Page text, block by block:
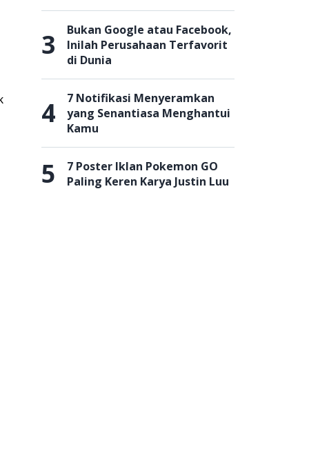
3
Bukan Google atau Facebook,
Inilah Perusahaan Terfavorit
di Dunia
4
7 Notifikasi Menyeramkan
yang Senantiasa Menghantui
Kamu
5
7 Poster Iklan Pokemon GO
Paling Keren Karya Justin Luu